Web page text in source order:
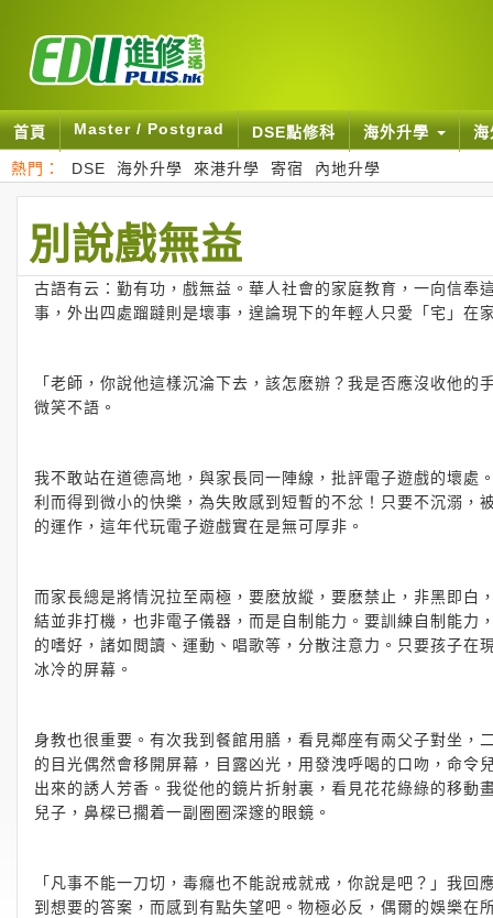
首頁 Master / Postgrad DSE點修科 海外升學
熱門： DSE 海外升學 來港升學 寄宿 內地升學
別說戲無益
古語有云：勤有功，戲無益。華人社會的家庭教育，一向信
事，外出四處蹓躂則是壞事，遑論現下的年輕人只愛「宅」在
「老師，你說他這樣沉淪下去，該怎麽辦？我是否應沒收他
微笑不語。
我不敢站在道德高地，與家長同一陣線，批評電子遊戲的壞
利而得到微小的快樂，為失敗感到短暫的不忿！只要不沉溺
的運作，這年代玩電子遊戲實在是無可厚非。
而家長總是將情況拉至兩極，要麽放縱，要麽禁止，非黑即
結並非打機，也非電子儀器，而是自制能力。要訓練自制能
的嗜好，諸如閲讀、運動、唱歌等，分散注意力。只要孩子
冰冷的屏幕。
身教也很重要。有次我到餐館用膳，看見鄰座有兩父子對坐
的目光偶然會移開屏幕，目露凶光，用發洩呼喝的口吻，命
出來的誘人芳香。我從他的鏡片折射裏，看見花花綠綠的移
兒子，鼻樑已擱着一副圈圈深邃的眼鏡。
「凡事不能一刀切，毒癮也不能說戒就戒，你說是吧？」我
到想要的答案，而感到有點失望吧。物極必反，偶爾的娛樂